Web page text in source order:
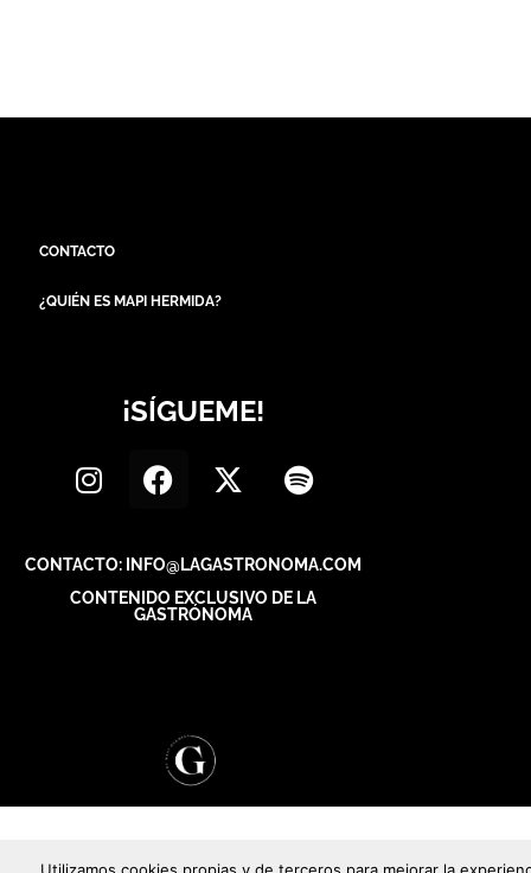
CONTACTO
¿QUIÉN ES MAPI HERMIDA?
¡SÍGUEME!
CONTACTO: INFO@LAGASTRONOMA.COM
CONTENIDO EXCLUSIVO DE LA
GASTRÓNOMA